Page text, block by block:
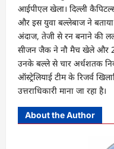
आईपीएल खेला। दिल्ली
और इस युवा बल्लेबाज ने
अंदाज, तेजी से रन बनाने की
सीजन जैक ने नौ मैच खेले और
उनके बल्ले से चार अर्धशतक
ऑस्ट्रेलियाई टीम के रिजर्व
उत्तराधिकारी माना जा रहा है।
About the Author